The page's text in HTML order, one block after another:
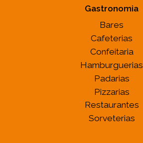
Gastronomia
Bares
Cafeterias
Confeitaria
Hamburguerias
Padarias
Pizzarias
Restaurantes
Sorveterias